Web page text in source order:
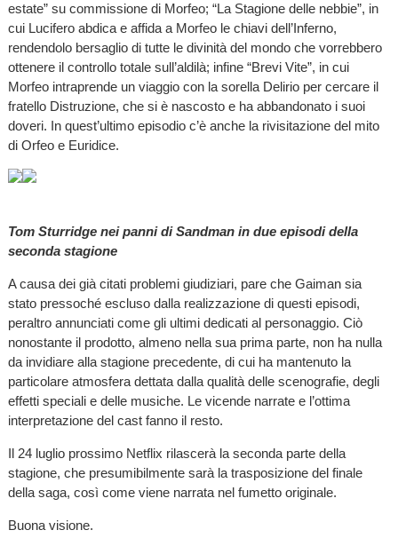
estate” su commissione di Morfeo; “La Stagione delle nebbie”, in
cui Lucifero abdica e affida a Morfeo le chiavi dell’Inferno,
rendendolo bersaglio di tutte le divinità del mondo che vorrebbero
ottenere il controllo totale sull’aldilà; infine “Brevi Vite”, in cui
Morfeo intraprende un viaggio con la sorella Delirio per cercare il
fratello Distruzione, che si è nascosto e ha abbandonato i suoi
doveri. In quest’ultimo episodio c’è anche la rivisitazione del mito
di Orfeo e Euridice.
Tom Sturridge nei panni di Sandman in due episodi della
seconda stagione
A causa dei già citati problemi giudiziari, pare che Gaiman sia
stato pressoché escluso dalla realizzazione di questi episodi,
peraltro annunciati come gli ultimi dedicati al personaggio. Ciò
nonostante il prodotto, almeno nella sua prima parte, non ha nulla
da invidiare alla stagione precedente, di cui ha mantenuto la
particolare atmosfera dettata dalla qualità delle scenografie, degli
effetti speciali e delle musiche. Le vicende narrate e l’ottima
interpretazione del cast fanno il resto.
Il 24 luglio prossimo Netflix rilascerà la seconda parte della
stagione, che presumibilmente sarà la trasposizione del finale
della saga, così come viene narrata nel fumetto originale.
Buona visione.